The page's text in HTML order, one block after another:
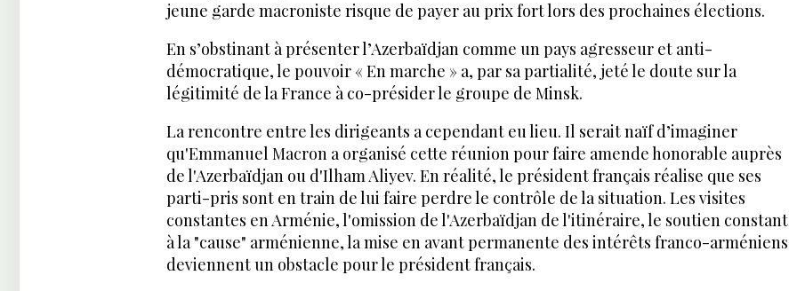
jeune garde macroniste risque de payer au prix fort lors des prochaines élections.
En s’obstinant à présenter l’Azerbaïdjan comme un pays agresseur et anti-
démocratique, le pouvoir « En marche » a, par sa partialité, jeté le doute sur la
légitimité de la France à co-présider le groupe de Minsk.
La rencontre entre les dirigeants a cependant eu lieu. Il serait naïf d’imaginer
qu'Emmanuel Macron a organisé cette réunion pour faire amende honorable auprès
de l'Azerbaïdjan ou d'Ilham Aliyev. En réalité, le président français réalise que ses
parti-pris sont en train de lui faire perdre le contrôle de la situation. Les visites
constantes en Arménie, l'omission de l'Azerbaïdjan de l'itinéraire, le soutien constant
à la "cause" arménienne, la mise en avant permanente des intérêts franco-arméniens
deviennent un obstacle pour le président français.